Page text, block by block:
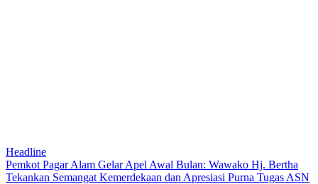
Headline
Pemkot Pagar Alam Gelar Apel Awal Bulan: Wawako Hj. Bertha
Tekankan Semangat Kemerdekaan dan Apresiasi Purna Tugas ASN